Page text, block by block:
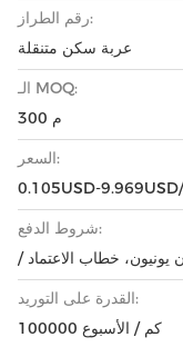
رقم الطراز:
عربة سكن متنقلة
الـ MOQ:
300 م
السعر:
0.105USD-
شروط الدفع:
يونيون، خطاب الاعتماد
القدرة على التوريد:
100000 كم / الأسبوع